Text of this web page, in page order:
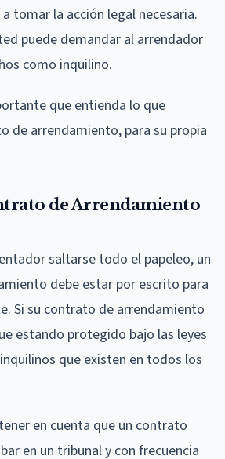
tomar la acción legal necesaria.
puede demandar al arrendador
como inquilino.
que entienda lo que
de arrendamiento, para su propia
de Arrendamiento
saltarse todo el papeleo, un
debe estar por escrito para
Si su contrato de arrendamiento
estando protegido bajo las leyes
que existen en todos los
en cuenta que un contrato
en un tribunal y con frecuencia